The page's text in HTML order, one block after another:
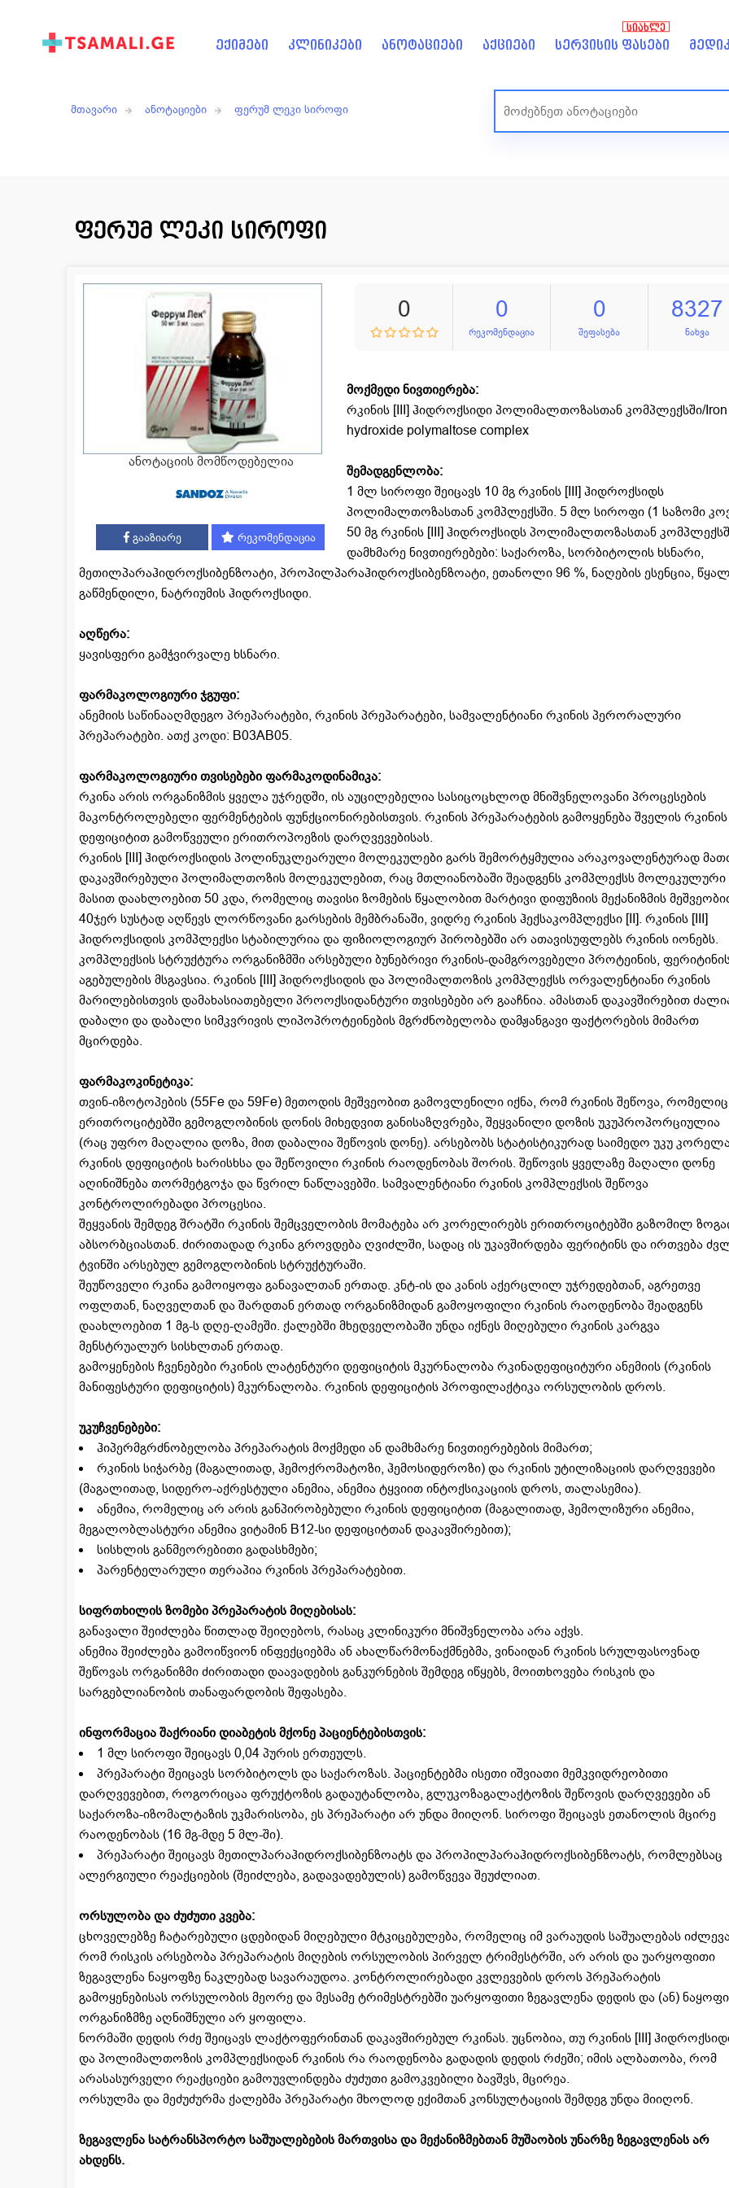
ექიმები კლინიკები ანოტაციები აქციები სერვისის ფასები
ᲡᲘᲐᲮᲚᲔ
მთავარი ანოტაციები ფერუმ ლეკი სიროფი
ფერუმ ლეკი სიროფი
ანოტაციის მომწოდებელია
გააზიარე რეკომენდაცია
0 0
რეკომენდაცია
0
შეფასება
8327
ნახვა
მოქმედი ნივთიერება:
რკინის [III] ჰიდროქსიდი პოლიმალთოზასთან კომპლექსში/Iron
hydroxide polymaltose complex
შემადგენლობა:
1 მლ სიროფი შეიცავს 10 მგ რკინის [III] ჰიდროქსიდს
პოლიმალთოზასთან კომპლექსში. 5 მლ სიროფი (1 საზომი
50 მგ რკინის [III] ჰიდროქსიდს პოლიმალთოზასთან
დამხმარე ნივთიერებები: საქაროზა, სორბიტოლის ხსნარი,
მეთილპარაჰიდროქსიბენზოატი, პროპილპარაჰიდროქსიბენზოატი, ეთანოლი 96 %, ნაღების ესენცია,
გაწმენდილი, ნატრიუმის ჰიდროქსიდი.
აღწერა:
ყავისფერი გამჭვირვალე ხსნარი.
ფარმაკოლოგიური ჯგუფი:
ანემიის საწინააღმდეგო პრეპარატები, რკინის პრეპარატები, სამვალენტიანი რკინის პერორალური
პრეპარატები. ათქ კოდი: В03АВ05.
ფარმაკოლოგიური თვისებები ფარმაკოდინამიკა:
რკინა არის ორგანიზმის ყველა უჯრედში, ის აუცილებელია სასიცოცხლოდ მნიშვნელოვანი პროცესების
მაკონტროლებელი ფერმენტების ფუნქციონირებისთვის. რკინის პრეპარატების გამოყენება შველის რკინის
დეფიციტით გამოწვეული ერითროპოეზის დარღვევებისას.
რკინის [III] ჰიდროქსიდის პოლინუკლეარული მოლეკულები გარს შემორტყმულია არაკოვალენტურად
დაკავშირებული პოლიმალთოზის მოლეკულებით, რაც მთლიანობაში შეადგენს კომპლექსს მოლეკულური
მასით დაახლოებით 50 კდა, რომელიც თავისი ზომების წყალობით მარტივი დიფუზიის მექანიზმის
40ჯერ სუსტად აღწევს ლორწოვანი გარსების მემბრანაში, ვიდრე რკინის ჰექსაკომპლექსი [II]. რკინის [III]
ჰიდროქსიდის კომპლექსი სტაბილურია და ფიზიოლოგიურ პირობებში არ ათავისუფლებს რკინის იონებს.
კომპლექსის სტრუქტურა ორგანიზმში არსებული ბუნებრივი რკინის-დამგროვებელი პროტეინის,
აგებულების მსგავსია. რკინის [III] ჰიდროქსიდის და პოლიმალთოზის კომპლექსს ორვალენტიანი რკინის
მარილებისთვის დამახასიათებელი პროოქსიდანტური თვისებები არ გააჩნია. ამასთან დაკავშირებით
დაბალი და დაბალი სიმკვრივის ლიპოპროტეინების მგრძნობელობა დამჟანგავი ფაქტორების მიმართ
მცირდება.
ფარმაკოკინეტიკა:
თვინ-იზოტოპების (55Fe და 59Fe) მეთოდის მეშვეობით გამოვლენილი იქნა, რომ რკინის შეწოვა, რომელიც
ერითროციტებში გემოგლობინის დონის მიხედვით განისაზღვრება, შეყვანილი დოზის უკუპროპორციულია
(რაც უფრო მაღალია დოზა, მით დაბალია შეწოვის დონე). არსებობს სტატისტიკურად საიმედო უკუ
რკინის დეფიციტის ხარისხსა და შეწოვილი რკინის რაოდენობას შორის. შეწოვის ყველაზე მაღალი დონე
აღინიშნება თორმეტგოჯა და წვრილ ნაწლავებში. სამვალენტიანი რკინის კომპლექსის შეწოვა
კონტროლირებადი პროცესია.
შეყვანის შემდეგ შრატში რკინის შემცველობის მომატება არ კორელირებს ერითროციტებში გაზომილ
აბსორბციასთან. ძირითადად რკინა გროვდება ღვიძლში, სადაც ის უკავშირდება ფერიტინს და ირთვება
ტვინში არსებულ გემოგლობინის სტრუქტურაში.
შეუწოველი რკინა გამოიყოფა განავალთან ერთად. კნტ-ის და კანის აქერცლილ უჯრედებთან, აგრეთვე
ოფლთან, ნაღველთან და შარდთან ერთად ორგანიზმიდან გამოყოფილი რკინის რაოდენობა შეადგენს
დაახლოებით 1 მგ-ს დღე-ღამეში. ქალებში მხედველობაში უნდა იქნეს მიღებული რკინის კარგვა
მენსტრუალურ სისხლთან ერთად.
გამოყენების ჩვენებები რკინის ლატენტური დეფიციტის მკურნალობა რკინადეფიციტური ანემიის (რკინის
მანიფესტური დეფიციტის) მკურნალობა. რკინის დეფიციტის პროფილაქტიკა ორსულობის დროს.
უკუჩვენებები:
ჰიპერმგრძნობელობა პრეპარატის მოქმედი ან დამხმარე ნივთიერებების მიმართ;
რკინის სიჭარბე (მაგალითად, ჰემოქრომატოზი, ჰემოსიდეროზი) და რკინის უტილიზაციის დარღვევები
(მაგალითად, სიდერო-აქრესტული ანემია, ანემია ტყვიით ინტოქსიკაციის დროს, თალასემია).
ანემია, რომელიც არ არის განპირობებული რკინის დეფიციტით (მაგალითად, ჰემოლიზური ანემია,
მეგალობლასტური ანემია ვიტამინ B12-სი დეფიციტთან დაკავშირებით);
სისხლის განმეორებითი გადასხმები;
პარენტელარული თერაპია რკინის პრეპარატებით.
სიფრთხილის ზომები პრეპარატის მიღებისას:
განავალი შეიძლება წითლად შეიღებოს, რასაც კლინიკური მნიშვნელობა არა აქვს.
ანემია შეიძლება გამოიწვიონ ინფექციებმა ან ახალწარმონაქმნებმა, ვინაიდან რკინის სრულფასოვნად
შეწოვას ორგანიზმი ძირითადი დაავადების განკურნების შემდეგ იწყებს, მოითხოვება რისკის და
სარგებლიანობის თანაფარდობის შეფასება.
ინფორმაცია შაქრიანი დიაბეტის მქონე პაციენტებისთვის:
1 მლ სიროფი შეიცავს 0,04 პურის ერთეულს.
პრეპარატი შეიცავს სორბიტოლს და საქაროზას. პაციენტებმა ისეთი იშვიათი მემკვიდრეობითი
დარღვევებით, როგორიცაა ფრუქტოზის გადაუტანლობა, გლუკოზაგალაქტოზის შეწოვის დარღვევები ან
საქაროზა-იზომალტაზის უკმარისობა, ეს პრეპარატი არ უნდა მიიღონ. სიროფი შეიცავს ეთანოლის მცირე
რაოდენობას (16 მგ-მდე 5 მლ-ში).
პრეპარატი შეიცავს მეთილპარაჰიდროქსიბენზოატს და პროპილპარაჰიდროქსიბენზოატს, რომლებსაც
ალერგიული რეაქციების (შეიძლება, გადავადებულის) გამოწვევა შეუძლიათ.
ორსულობა და ძუძუთი კვება:
ცხოველებზე ჩატარებული ცდებიდან მიღებული მტკიცებულება, რომელიც იმ ვარაუდის საშუალებას
რომ რისკის არსებობა პრეპარატის მიღების ორსულობის პირველ ტრიმესტრში, არ არის და უარყოფითი
ზეგავლენა ნაყოფზე ნაკლებად სავარაუდოა. კონტროლირებადი კვლევების დროს პრეპარატის
გამოყენებისას ორსულობის მეორე და მესამე ტრიმესტრებში უარყოფითი ზეგავლენა დედის და (ან)
ორგანიზმზე აღნიშნული არ ყოფილა.
ნორმაში დედის რძე შეიცავს ლაქტოფერინთან დაკავშირებულ რკინას. უცნობია, თუ რკინის [III]
და პოლიმალთოზის კომპლექსიდან რკინის რა რაოდენობა გადადის დედის რძეში; იმის ალბათობა, რომ
არასასურველი რეაქციები გამოუვლინდება ძუძუთი გამოკვებილი ბავშვს, მცირეა.
ორსულმა და მეძუძურმა ქალებმა პრეპარატი მხოლოდ ექიმთან კონსულტაციის შემდეგ უნდა მიიღონ.
ზეგავლენა სატრანსპორტო საშუალებების მართვისა და მექანიზმებთან მუშაობის უნარზე ზეგავლენას არ
ახდენს.